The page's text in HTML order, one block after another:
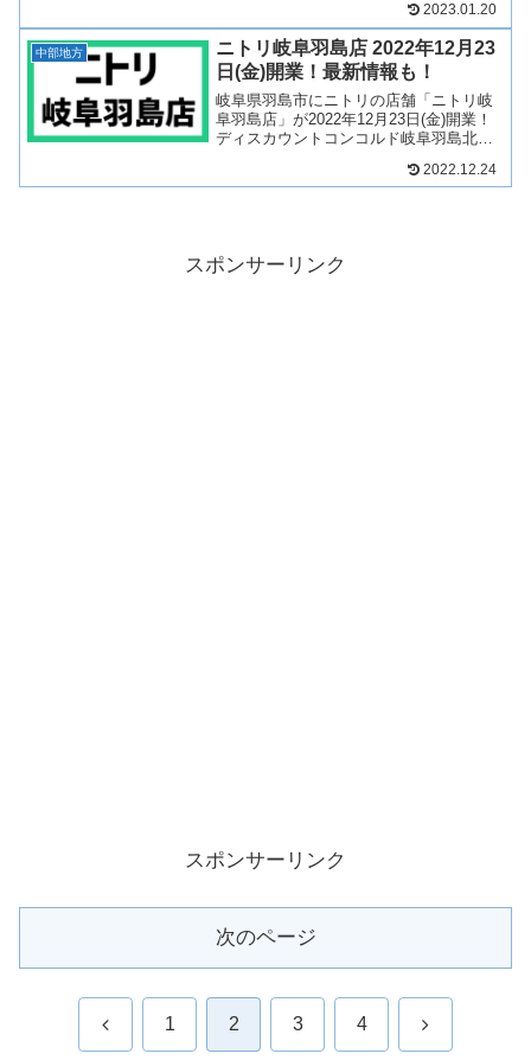
設を中心とし、1階と2階が商業施設とな
り、店舗が20店舗出店！岐阜市中心市街
地の一等...
2023.01.20
中部地方
ニトリ岐阜羽島店 2022年12月23
日(金)開業！最新情報も！
岐阜県羽島市にニトリの店舗「ニトリ岐
阜羽島店」が2022年12月23日(金)開業！
ディスカウントコンコルド岐阜羽島北店
な、ニトリ岐阜羽島店について、テナン
2022.12.24
スポンサーリンク
スポンサーリンク
次のページ
前 1 2 3 4 次